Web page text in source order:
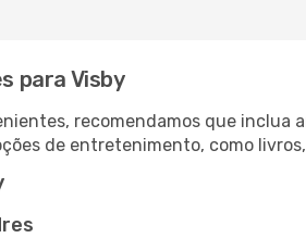
para Visby
recomendamos que
de entretenimento, como